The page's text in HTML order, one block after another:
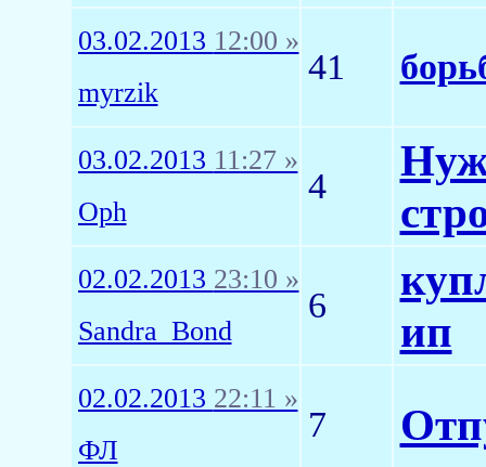
03.02.2013 12:00 »
myrzik
41
03.02.2013 11:27 »
Oph
4
02.02.2013 23:10 »
Sandra_Bond
6
ип
02.02.2013 22:11 »
ФЛ
7